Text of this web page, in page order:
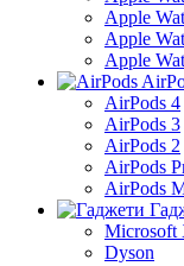
Apple
Apple
Apple
AirPods 4
AirPods 3
AirPods 2
AirPods
AirPods
Microsoft
Dyson